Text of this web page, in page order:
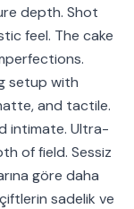
depth. Shot
feel. The cake
setup with
and tactile.
intimate. Ultra-
of field. Sessiz
göre daha
sadelik ve